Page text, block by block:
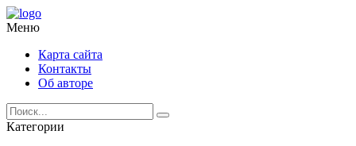
Меню
Карта сайта
Контакты
Об авторе
Категории